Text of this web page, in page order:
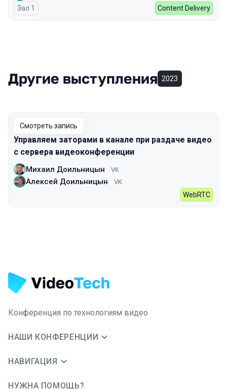
Зал 1 Content Delivery
Другие выступления 2023
Смотреть запись
Управляем заторами в канале при раздаче видео
с сервера видеоконференции
Михаил Доильницын VK
Алексей Доильницын VK
WebRTC
Конференция по технологиям видео
НАШИ КОНФЕРЕНЦИИ
НАВИГАЦИЯ
НУЖНА ПОМОЩЬ?